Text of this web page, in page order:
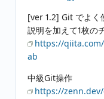
[ver 1.2] Git でよく
説明を加えて1枚の
https://qiita.com/
ab
中級Git操作
https://zenn.dev/